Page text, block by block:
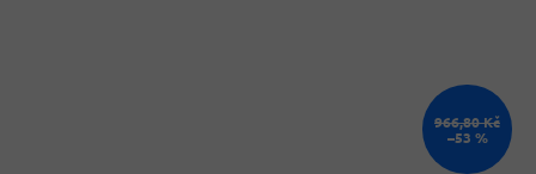
966,80 Kč
–53 %